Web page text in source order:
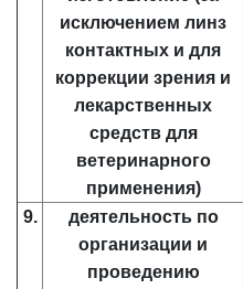
исключением линз
контактных и для
коррекции зрения и
лекарственных
средств для
ветеринарного
применения)
9.
деятельность по
организации и
проведению